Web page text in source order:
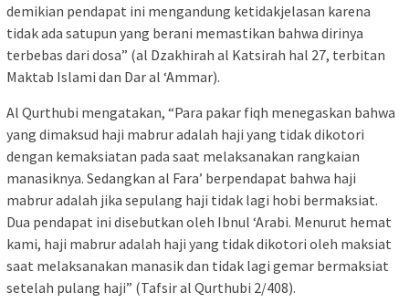
demikian pendapat ini mengandung ketidakjelasan karena
tidak ada satupun yang berani memastikan bahwa dirinya
terbebas dari dosa” (al Dzakhirah al Katsirah hal 27, terbitan
Maktab Islami dan Dar al ‘Ammar).
Al Qurthubi mengatakan, “Para pakar fiqh menegaskan bahwa
yang dimaksud haji mabrur adalah haji yang tidak dikotori
dengan kemaksiatan pada saat melaksanakan rangkaian
manasiknya. Sedangkan al Fara’ berpendapat bahwa haji
mabrur adalah jika sepulang haji tidak lagi hobi bermaksiat.
Dua pendapat ini disebutkan oleh Ibnul ‘Arabi. Menurut hemat
kami, haji mabrur adalah haji yang tidak dikotori oleh maksiat
saat melaksanakan manasik dan tidak lagi gemar bermaksiat
setelah pulang haji” (Tafsir al Qurthubi 2/408).